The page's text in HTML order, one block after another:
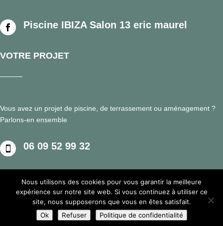
 Piscine IBIZA Salon 13 eric maurel
VOTRE PROJET
Vous avez un projet de piscine, de terrassement ou aménagement ?
Parlons-en ensemble
 06 09 52 99 32
Mentions Légales
Politique de Confidentialité
Plan du site
Création Site Internet | VEONEO |
Nous utilisons des cookies pour vous garantir la meilleure
expérience sur notre site web. Si vous continuez à utiliser ce
site, nous supposerons que vous en êtes satisfait.
Ok
Refuser Politique de confidentialité